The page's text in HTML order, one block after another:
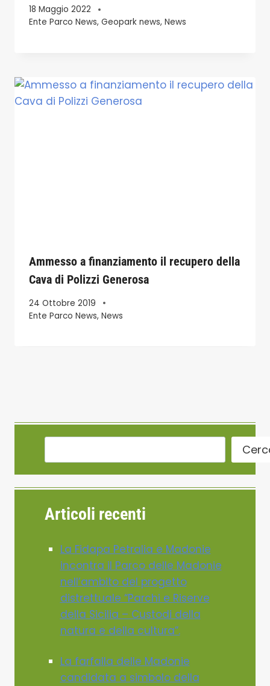
18 Maggio 2022
Ente Parco News, Geopark news, News
Ammesso a finanziamento il recupero della
Cava di Polizzi Generosa
24 Ottobre 2019
Ente Parco News, News
Articoli recenti
La Fidapa Petralia e Madonie
incontra il Parco delle Madonie
nell’ambito del progetto
distrettuale “Parchi e Riserve
della Sicilia – Custodi della
natura e della cultura”.
La farfalla delle Madonie
candidata a simbolo della